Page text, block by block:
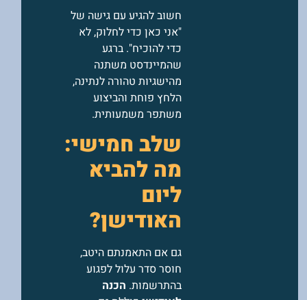
חשוב להגיע עם גישה של
"אני כאן כדי לחלוק, לא
כדי להוכיח". ברגע
שהמיינדסט משתנה
מהישגיות טהורה לנתינה,
הלחץ פוחת והביצוע
משתפר משמעותית.
שלב חמישי:
מה להביא
ליום
האודישן?
גם אם התאמנתם היטב,
חוסר סדר עלול לפגוע
בהתרשמות. הכנה